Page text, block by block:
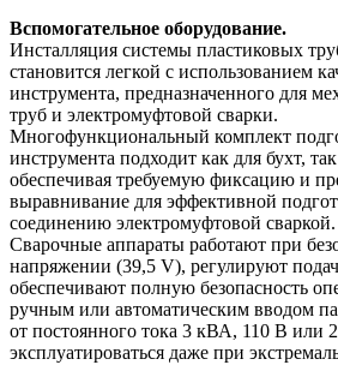
Вспомогательное оборудование.
Инсталляция системы пластиковых
становится легкой с использованием
инструмента, предназначенного для
труб и электромуфтовой сварки.
Многофункциональный комплект
инструмента подходит как для бухт,
обеспечивая требуемую фиксацию и
выравнивание для эффективной
соединению электромуфтовой сваркой.
Сварочные аппараты работают при
напряжении (39,5 V), регулируют
обеспечивают полную безопасность
ручным или автоматическим вводом
от постоянного тока 3 кВА, 110 В или
эксплуатироваться даже при